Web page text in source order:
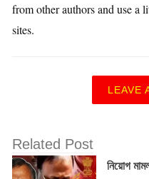
from other authors and use a
sites.
LEAVE
Related Post
নিয়োগ